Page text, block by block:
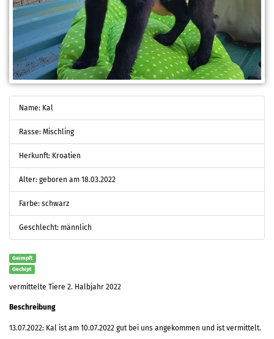
Name: Kal
Rasse: Mischling
Herkunft: Kroatien
Alter: geboren am 18.03.2022
Farbe: schwarz
Geschlecht: männlich
Geimpft
Gechipt
vermittelte Tiere 2. Halbjahr 2022
Beschreibung
13.07.2022: Kal ist am 10.07.2022 gut bei uns angekommen und ist vermittelt.